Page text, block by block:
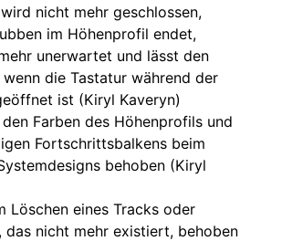
nicht mehr geschlossen,
im Höhenprofil endet,
unerwartet und lässt den
die Tastatur während der
ist (Kiryl Kaveryn)
Farben des Höhenprofils und
Fortschrittsbalkens beim
behoben (Kiryl
Löschen eines Tracks oder
das nicht mehr existiert, behoben